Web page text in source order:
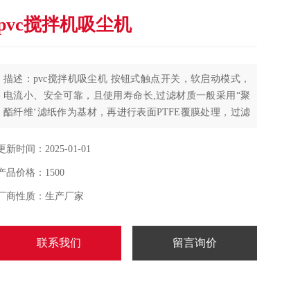
搅拌机吸尘机
描述：pvc搅拌机吸尘机 按钮式触点开关，软启动模式，
电流小、安全可靠，且使用寿命长,过滤材质一般采用“聚
酯纤维‘滤纸作为基材，再进行表面PTFE覆膜处理，过滤
飘浮物
新时间：2025-01-01
品价格：1500
商性质：生产厂家
联系我们 留言询价